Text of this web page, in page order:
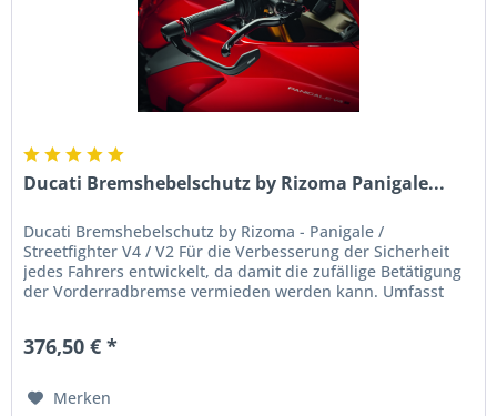
Ducati Bremshebelschutz by Rizoma Panigale...
Ducati Bremshebelschutz by Rizoma - Panigale /
Streetfighter V4 / V2 Für die Verbesserung der Sicherheit
jedes Fahrers entwickelt, da damit die zufällige Betätigung
der Vorderradbremse vermieden werden kann. Umfasst
376,50 € *
Merken